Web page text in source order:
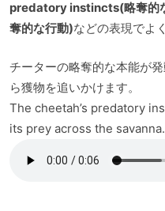
predatory instincts(略奪的
奪的な行動)などの表現でよ
チーターの略奪的な本能が
ら獲物を追いかけます。
The cheetah’s predatory
its prey across the savanna.